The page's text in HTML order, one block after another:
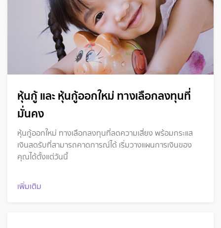
หุ้นกู้ และ หุ้นกู้ออกใหม่ ทางเลือกลงทุนที่
มั่นคง
หุ้นกู้ออกใหม่ ทางเลือกลงทุนที่ลดความเสี่ยง พร้อมกระแส
เงินสดรับที่สามารถคาดการณ์ได้ เริ่มวางแผนการเงินของ
คุณได้ตั้งแต่วันนี้
เพิ่มเติม